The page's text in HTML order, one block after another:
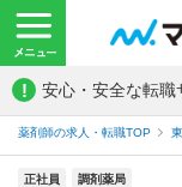
! 安心・安全な転職
薬剤師の求人・転職TOP
正社員 調剤薬局